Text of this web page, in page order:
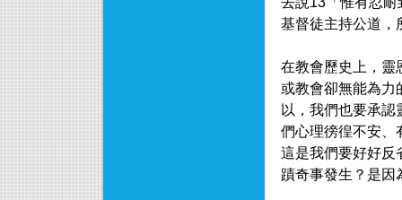
基督徒主持公道，
在教會歷史上，靈
或教會卻無能為力
以，我們也要承
們心理徬徨不安、
這是我們要好好反
蹟奇事發生？是因